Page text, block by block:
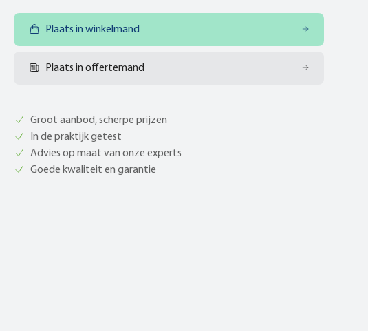
Plaats in winkelmand
Plaats in offertemand
Groot aanbod, scherpe prijzen
In de praktijk getest
Advies op maat van onze experts
Goede kwaliteit en garantie